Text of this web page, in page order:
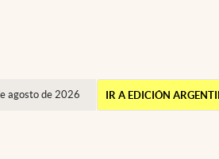
agosto de 2026 IR A EDICIÓN